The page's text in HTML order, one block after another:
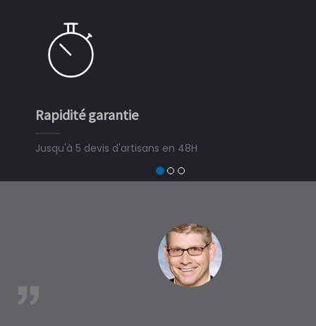
Rapidité garantie
Jusqu'à 5 devis d'artisans en 48H
trouver